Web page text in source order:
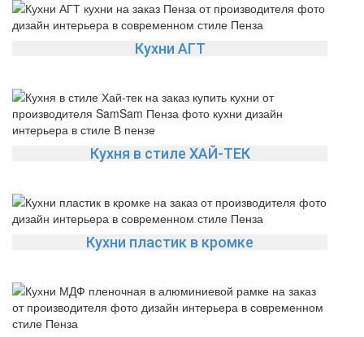
Кухни АГТ
Кухня в стиле ХАЙ-ТЕК
Кухни пластик в кромке